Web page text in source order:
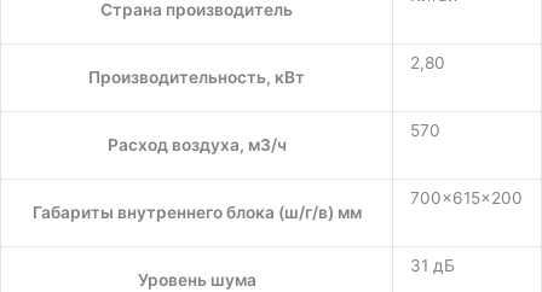
Страна производитель
Производительность, кВт
2,80
Расход воздуха, м3/ч
570
Габариты внутреннего блока (ш/г/в) мм
700×615×200
Уровень шума
31 дБ